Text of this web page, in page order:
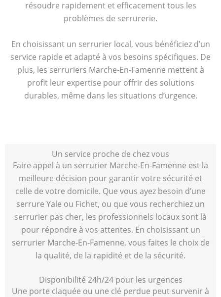
résoudre rapidement et efficacement tous les
problèmes de serrurerie.
En choisissant un serrurier local, vous bénéficiez d’un
service rapide et adapté à vos besoins spécifiques. De
plus, les serruriers Marche-En-Famenne mettent à
profit leur expertise pour offrir des solutions
durables, même dans les situations d’urgence.
Un service proche de chez vous
Faire appel à un serrurier Marche-En-Famenne est la
meilleure décision pour garantir votre sécurité et
celle de votre domicile. Que vous ayez besoin d’une
serrure Yale ou Fichet, ou que vous recherchiez un
serrurier pas cher, les professionnels locaux sont là
pour répondre à vos attentes. En choisissant un
serrurier Marche-En-Famenne, vous faites le choix de
la qualité, de la rapidité et de la sécurité.
Disponibilité 24h/24 pour les urgences
Une porte claquée ou une clé perdue peut survenir à